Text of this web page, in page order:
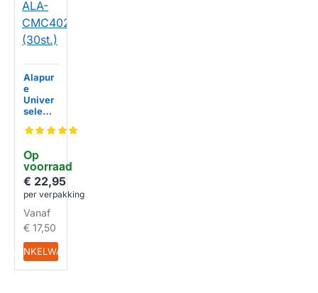
HUISMERK
Op
voorraad
Alapur
e
Univer
sele
kingsta
ALA-
CMC4
02
(30st.)
€ 22,95
per verpakking
Vanaf
€ 17,50
IN WINKELWAGEN